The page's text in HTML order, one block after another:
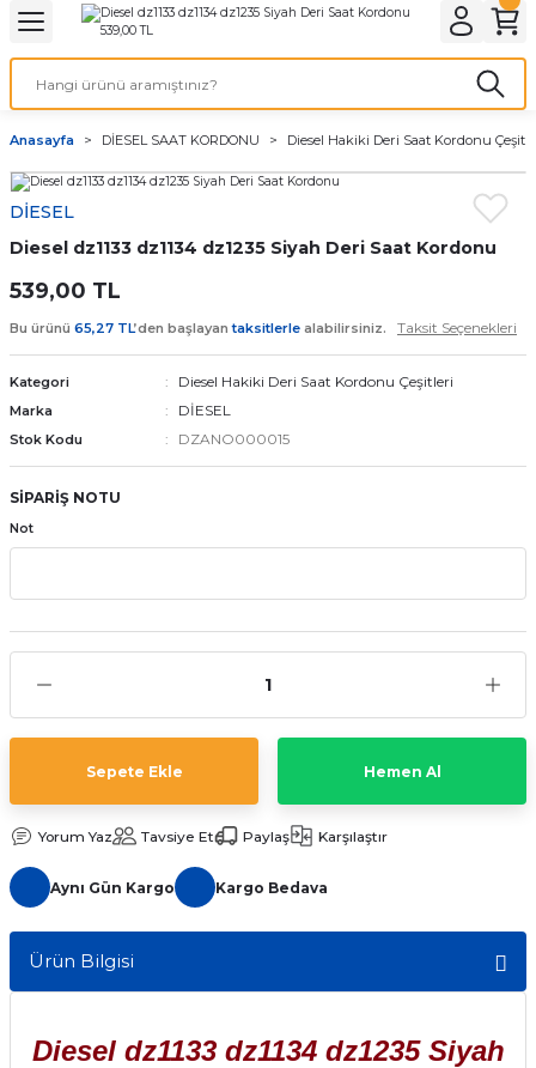
& ELEKTİRİK AYDINLATMA & ELEKTRİK
ve Cihaz Pilleri
ÇEŞİTLERİ
Kordon Çeşitleri
Kordonları
saat kordonu
Kordonları
Anasayfa DİESEL SAAT KORDONU Diesel Hakiki Deri Saat Kordonu
DİESEL
Diesel dz1133 dz1134 dz1235 Siyah Deri Saat Kordonu
539,00 TL
Bu ürünü 65,27 TL’den başlayantaksitlerle alabilirsiniz. Taksit Seçenekleri
Kategori Diesel Hakiki Deri Saat Kordonu Çeşitleri
Marka DİESEL
Stok Kodu DZANO000015
SİPARİŞ NOTU
Not
Sepete Ekle Hemen Al
Yorum Yaz Tavsiye Et Paylaş Karşılaştır
Aynı Gün Kargo Kargo Bedava
Ürün Bilgisi
Diesel dz1133 dz1134 dz1235 Siyah